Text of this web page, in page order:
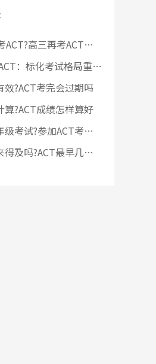
ACT?高三再考ACT来
：标化考试格局重
影响吗?
效?ACT考完会过期吗
算?ACT成绩怎样算好
级考试?参加ACT考试
得及吗?ACT最早几年